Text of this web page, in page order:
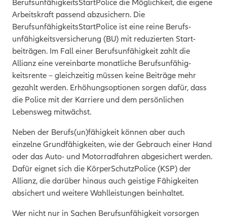
BerufsunfähigkeitsStartPolice die Möglichkeit, die eigene
Arbeitskraft passend abzusichern. Die
Berufsunfähigkeits­StartPolice ist eine reine Berufs­
unfähigkeits­versicherung (BU) mit reduzierten Start­
beiträgen. Im Fall einer Berufs­unfähigkeit zahlt die
Allianz eine vereinbarte monatliche Berufs­unfähig­
keitsrente – gleich­zeitig müssen keine Beiträge mehr
gezahlt werden. Erhöhungsoptionen sorgen dafür, dass
die Police mit der Karriere und dem persönlichen
Lebensweg mitwächst.
Neben der Berufs(un)fähigkeit können aber auch
einzelne Grundfähigkeiten, wie der Gebrauch einer Hand
oder das Auto- und Motorradfahren abgesichert werden.
Dafür eignet sich die KörperSchutzPolice (KSP) der
Allianz, die darüber hinaus auch geistige Fähigkeiten
absichert und weitere Wahlleistungen beinhaltet.
Wer nicht nur in Sachen Berufsunfähigkeit vorsorgen